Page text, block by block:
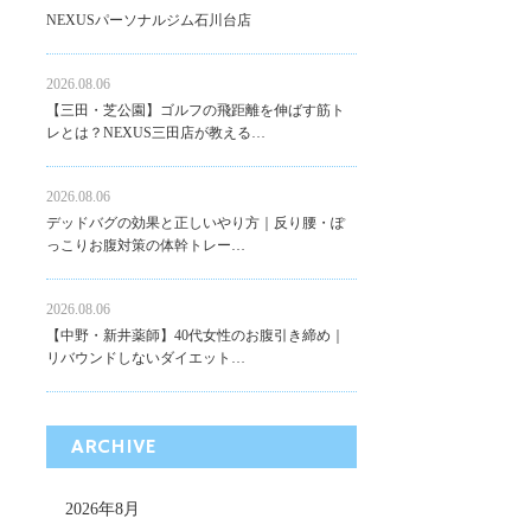
NEXUSパーソナルジム石川台店
2026.08.06
【三田・芝公園】ゴルフの飛距離を伸ばす筋ト
レとは？NEXUS三田店が教える…
2026.08.06
デッドバグの効果と正しいやり方｜反り腰・ぽ
っこりお腹対策の体幹トレー…
2026.08.06
【中野・新井薬師】40代女性のお腹引き締め｜
リバウンドしないダイエット…
ARCHIVE
2026年8月